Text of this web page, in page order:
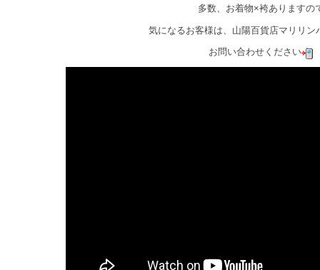
多数、お着物×袴ありますの
気になるお客様は、山陽百貨店マリリン
お問い合わせください